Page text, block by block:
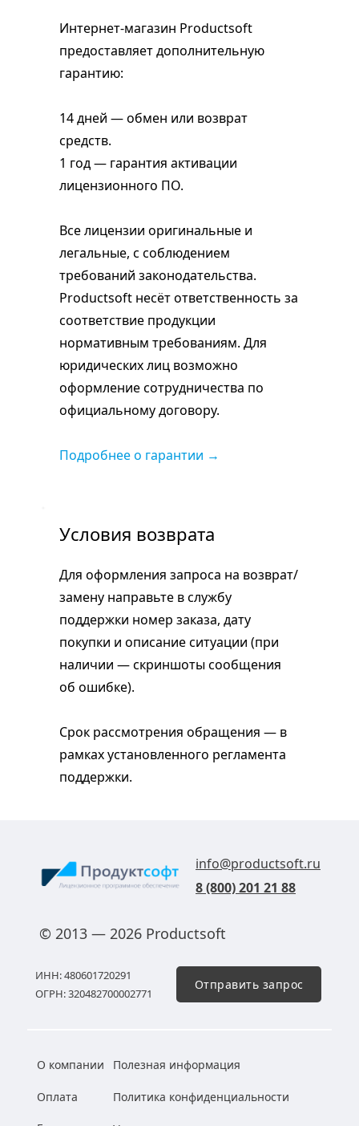
Интернет-магазин Productsoft
предоставляет дополнительную
гарантию:
14 дней — обмен или возврат
средств.
1 год — гарантия активации
лицензионного ПО.
Все лицензии оригинальные и
легальные, с соблюдением
требований законодательства.
Productsoft несёт ответственность за
соответствие продукции
нормативным требованиям. Для
юридических лиц возможно
оформление сотрудничества по
официальному договору.
Подробнее о гарантии →
Условия возврата
Для оформления запроса на возврат/
замену направьте в службу
поддержки номер заказа, дату
покупки и описание ситуации (при
наличии — скриншоты сообщения
об ошибке).
Срок рассмотрения обращения — в
рамках установленного регламента
поддержки.
8 (800) 201 21 88
info@productsoft.ru
Политика конфиденциальности
Отправить запрос
© 2013 — 2026 Productsoft
ИНН: 480601720291
ОГРН: 320482700002771
О компании
Оплата
Полезная информация